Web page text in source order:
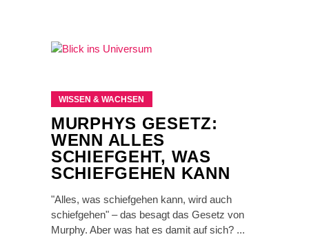
WISSEN & WACHSEN
MURPHYS GESETZ:
WENN ALLES
SCHIEFGEHT, WAS
SCHIEFGEHEN KANN
"Alles, was schiefgehen kann, wird auch
schiefgehen" – das besagt das Gesetz von
Murphy. Aber was hat es damit auf sich?